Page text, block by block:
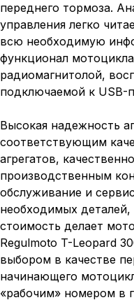
переднего тормоза.
управления легко
всю необходимую
функционал
радиомагнитолой,
подключаемой к USB-
Высокая надежность
соответствующим
агрегатов,
производственным
обслуживание и
необходимых
стоимость делает
Regulmoto T-Leopard
выбором в качестве
начинающего
«рабочим» номером в